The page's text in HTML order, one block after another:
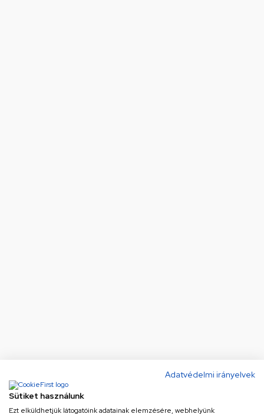
Adatvédelmi irányelvek
Sütiket használunk
Ezt elküldhetjük látogatóink adatainak elemzésére, webhelyünk